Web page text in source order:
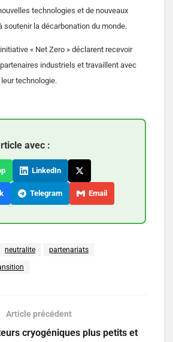
technologies et de nouveaux
la décarbonation du monde.
« Net Zero » déclarent recevoir
industriels et travaillent avec
technologie.
avec :
LinkedIn
Telegram Email
neutralite partenariats
Article précédent
cryogéniques plus petits et